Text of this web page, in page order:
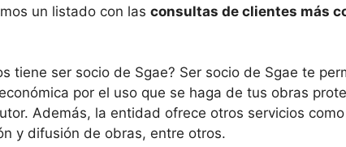
un listado con las consultas de clientes más
tiene ser socio de Sgae? Ser socio de Sgae te
por el uso que se haga de tus obras
Además, la entidad ofrece otros servicios
y difusión de obras, entre otros.